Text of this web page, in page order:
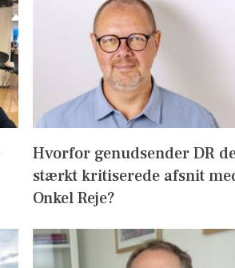
Hvorfor genudsender DR
stærkt kritiserede afsnit
Onkel Reje?